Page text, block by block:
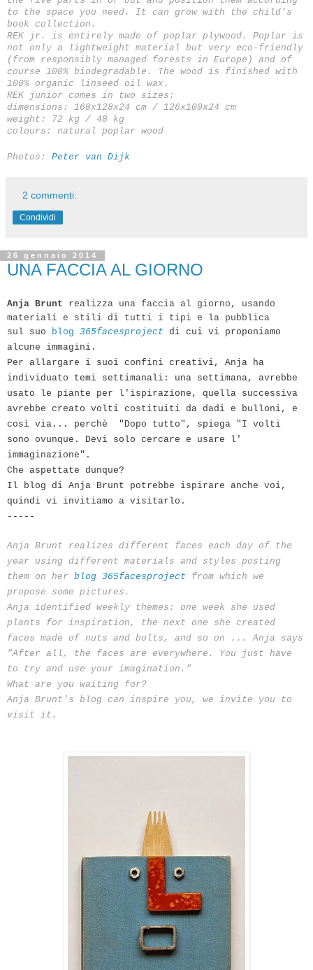
to the space you need. It can grow with the child’s
book collection.
REK jr. is entirely made of poplar plywood. Poplar is
not only a lightweight material but very eco-friendly
(from responsibly managed forests in Europe) and of
course 100% biodegradable. The wood is finished with
100% organic linseed oil wax.
REK junior comes in two sizes:
dimensions: 160x128x24 cm / 126x100x24 cm
weight: 72 kg / 48 kg
colours: natural poplar wood
Photos: Peter van Dijk
2 commenti:
Condividi
26 gennaio 2014
UNA FACCIA AL GIORNO
Anja Brunt realizza una faccia al giorno, usando
materiali e stili di tutti i tipi e la pubblica
sul suo blog 365facesproject
di cui vi proponiamo
alcune immagini.
Per allargare i suoi confini creativi, Anja ha
individuato temi settimanali: una settimana, avrebbe
usato le piante per l'ispirazione, quella successiva
avrebbe creato volti costituiti da dadi e bulloni, e
così via... perchè "Dopo tutto", spiega "I volti
sono ovunque. Devi solo cercare e usare l'
immaginazione".
Che aspettate dunque?
Il blog di Anja Brunt potrebbe ispirare anche voi,
quindi vi invitiamo a visitarlo.
-----
Anja Brunt realizes different faces each day of the
year using different materials and styles posting
them on her blog 365facesproject from which we
propose some pictures.
Anja identified weekly themes: one week she used
plants for inspiration, the next one she created
faces made ​​of nuts and bolts, and so on ... Anja says
"After all, the faces are everywhere. You just have
to try and use your imagination."
What are you waiting for?
Anja Brunt's blog can inspire you, we invite you to
visit it.